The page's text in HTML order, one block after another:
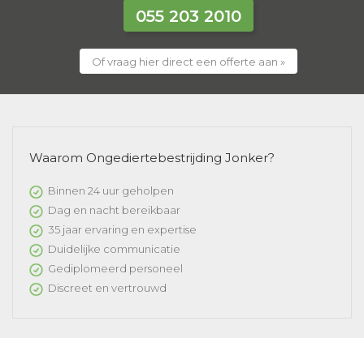
055 203 2010
Of vraag hier direct een offerte aan »
Waarom Ongediertebestrijding Jonker?
Binnen 24 uur geholpen
Dag en nacht bereikbaar
35 jaar ervaring en expertise
Duidelijke communicatie
Gediplomeerd personeel
Discreet en vertrouwd